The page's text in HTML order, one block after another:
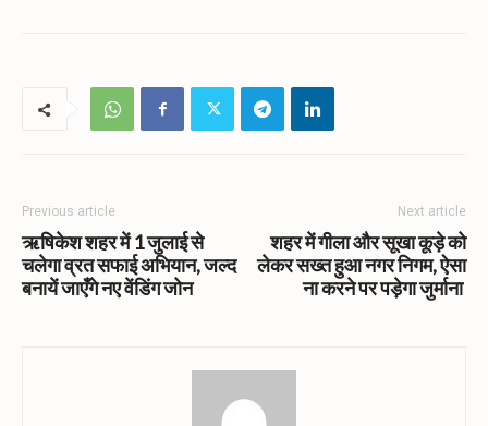
Previous article
ऋषिकेश शहर में 1 जुलाई से
चलेगा व्रत सफाई अभियान, जल्द
बनायें जाएँगे नए वेंडिंग जोन
Next article
शहर में गीला और सूखा कूड़े को
लेकर सख्त हुआ नगर निगम, ऐसा
ना करने पर पड़ेगा जुर्माना